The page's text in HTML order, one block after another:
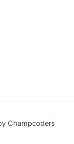
Champcoders